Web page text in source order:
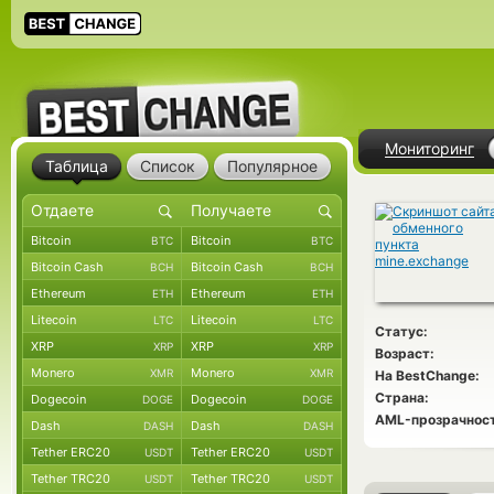
Мониторинг
Статус:
Возраст:
На BestChange:
Страна:
AML-
Таблица Список Популярное
Bitcoin BTC Bitcoin BTC
Bitcoin Cash BCH Bitcoin Cash BCH
Ethereum ETH Ethereum ETH
Litecoin LTC Litecoin LTC
XRP XRP XRP XRP
Monero XMR Monero XMR
Dogecoin DOGE Dogecoin DOGE
Dash DASH Dash DASH
Tether ERC20 USDT Tether ERC20 USDT
Tether TRC20 USDT Tether TRC20 USDT